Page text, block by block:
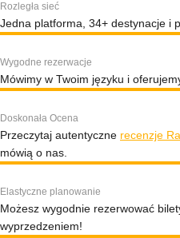
Rozległa sieć
Jedna platforma, 34+ destynacje i
Wygodne rezerwacje
Mówimy w Twoim języku i
Doskonała Ocena
Przeczytaj autentyczne recenzje
mówią o nas.
Elastyczne planowanie
Możesz wygodnie rezerwować
wyprzedzeniem!